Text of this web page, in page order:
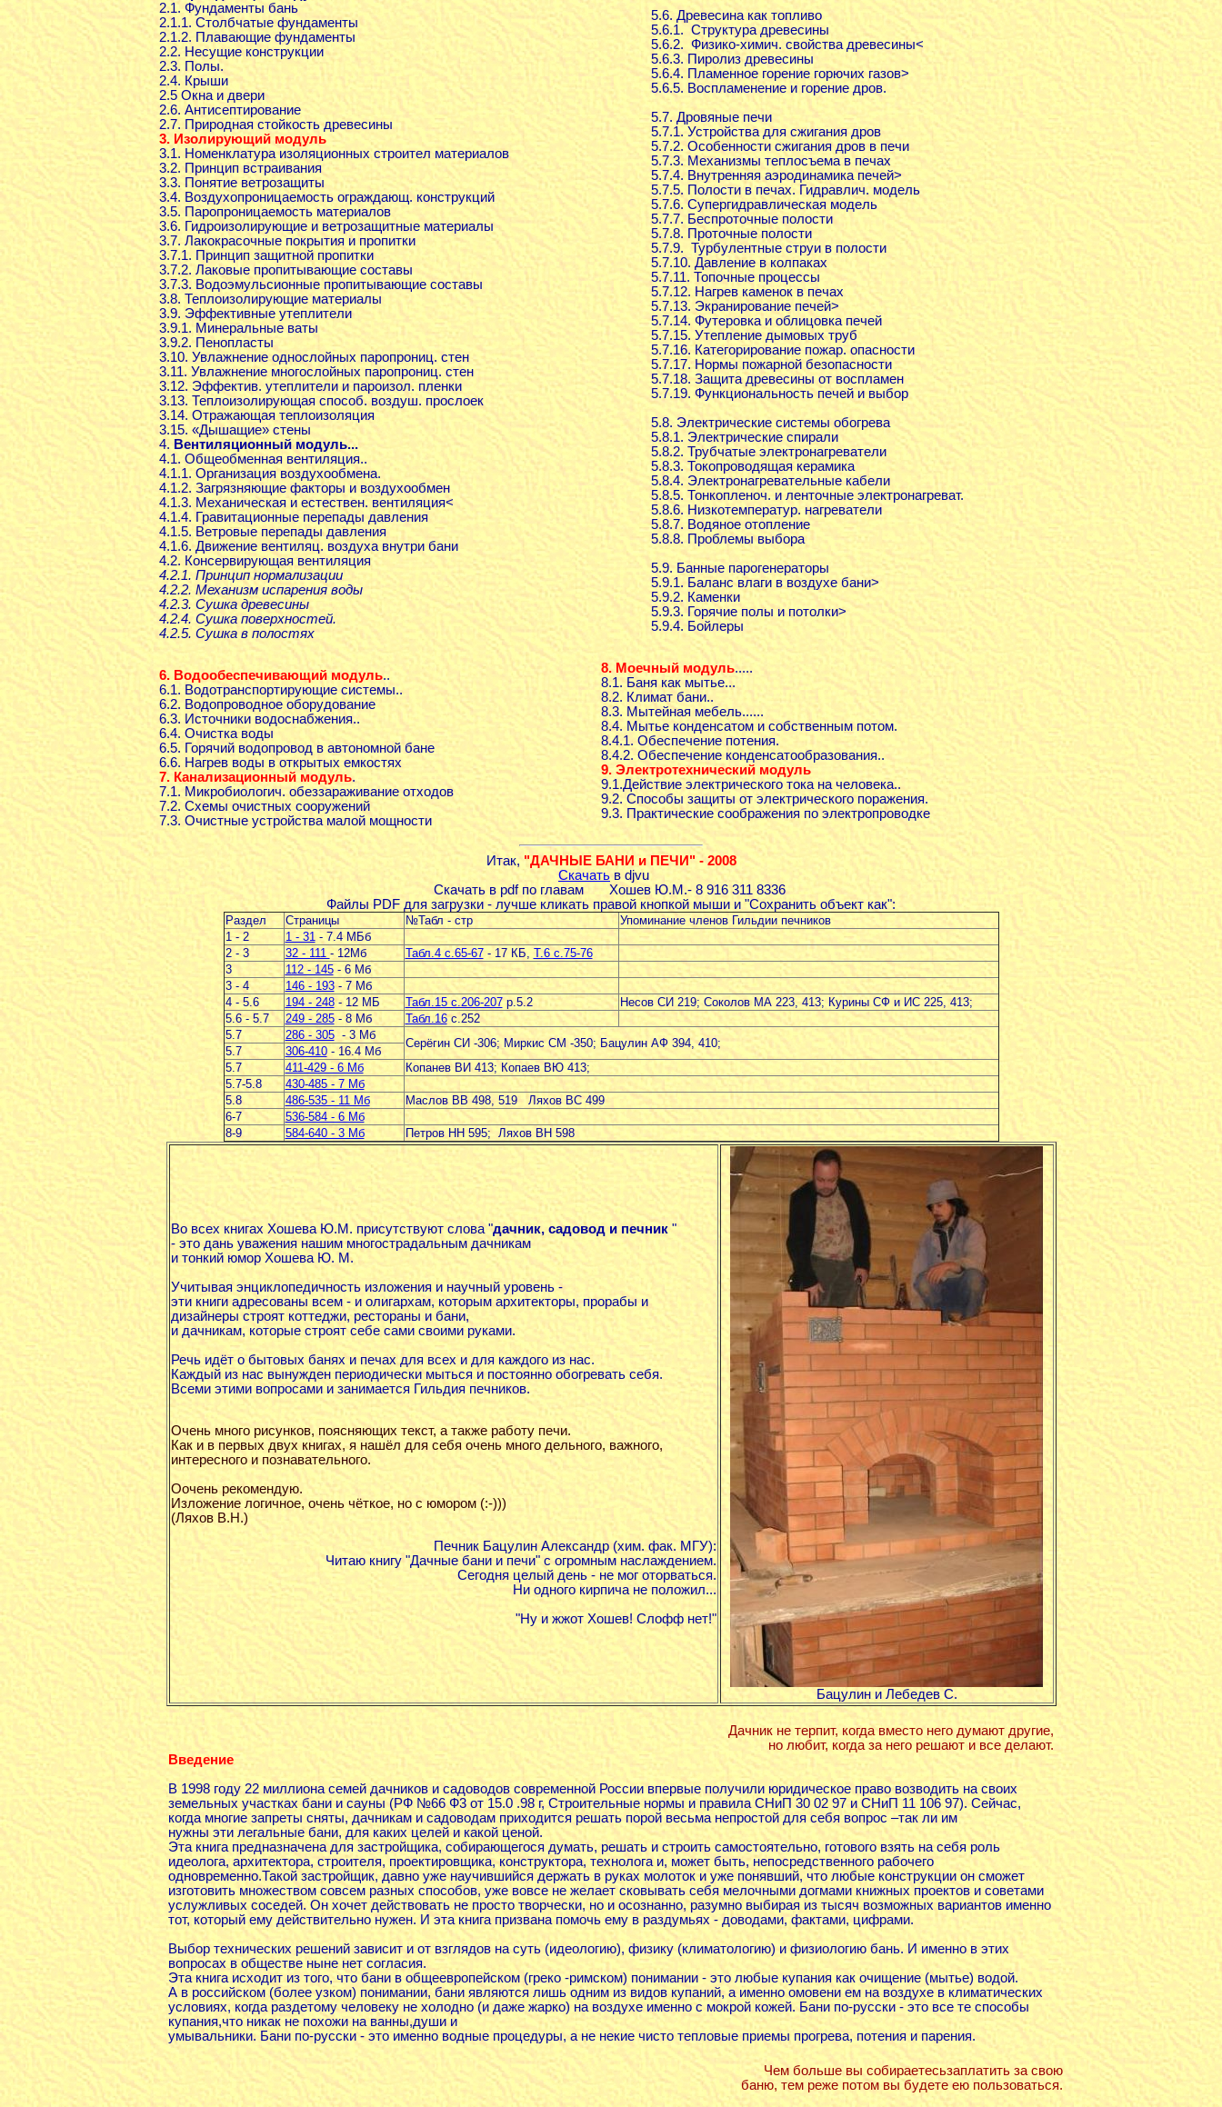
2.1. Фундаменты бань
2.1.1. Столбчатые фундаменты
2.1.2. Плавающие фундаменты
2.2. Несущие конструкции
2.3. Полы.
2.4. Крыши
2.5 Окна и двери
2.6. Антисептирование
2.7. Природная стойкость древесины
3. Изолирующий модуль
3.1. Номенклатура изоляционных строител материалов
3.2. Принцип встраивания
3.3. Понятие ветрозащиты
3.4. Воздухопроницаемость ограждающ. конструкций
3.5. Паропроницаемость материалов
3.6. Гидроизолирующие и ветрозащитные материалы
3.7. Лакокрасочные покрытия и пропитки
3.7.1. Принцип защитной пропитки
3.7.2. Лаковые пропитывающие составы
3.7.3. Водоэмульсионные пропитывающие составы
3.8. Теплоизолирующие материалы
3.9. Эффективные утеплители
3.9.1. Минеральные ваты
3.9.2. Пенопласты
3.10. Увлажнение однослойных паропрониц. стен
3.11. Увлажнение многослойных паропрониц. стен
3.12. Эффектив. утеплители и пароизол. пленки
3.13. Теплоизолирующая способ. воздуш. прослоек
3.14. Отражающая теплоизоляция
3.15. «Дышащие» стены
4. Вентиляционный модуль...
4.1. Общеобменная вентиляция..
4.1.1. Организация воздухообмена.
4.1.2. Загрязняющие факторы и воздухообмен
4.1.3. Механическая и естествен. вентиляция<
4.1.4. Гравитационные перепады давления
4.1.5. Ветровые перепады давления
4.1.6. Движение вентиляц. воздуха внутри бани
4.2. Консервирующая вентиляция
4.2.1. Принцип нормализации
4.2.2. Механизм испарения воды
4.2.3. Сушка древесины
4.2.4. Сушка поверхностей.
4.2.5. Сушка в полостях
5.6. Древесина как топливо
5.6.1. Структура древесины
5.6.2. Физико-химич. свойства древесины<
5.6.3. Пиролиз древесины
5.6.4. Пламенное горение горючих газов>
5.6.5. Воспламенение и горение дров.
5.7. Дровяные печи
5.7.1. Устройства для сжигания дров
5.7.2. Особенности сжигания дров в печи
5.7.3. Механизмы теплосъема в печах
5.7.4. Внутренняя аэродинамика печей>
5.7.5. Полости в печах. Гидравлич. модель
5.7.6. Супергидравлическая модель
5.7.7. Беспроточные полости
5.7.8. Проточные полости
5.7.9. Турбулентные струи в полости
5.7.10. Давление в колпаках
5.7.11. Топочные процессы
5.7.12. Нагрев каменок в печах
5.7.13. Экранирование печей>
5.7.14. Футеровка и облицовка печей
5.7.15. Утепление дымовых труб
5.7.16. Категорирование пожар. опасности
5.7.17. Нормы пожарной безопасности
5.7.18. Защита древесины от воспламен
5.7.19. Функциональность печей и выбор
5.8. Электрические системы обогрева
5.8.1. Электрические спирали
5.8.2. Трубчатые электронагреватели
5.8.3. Токопроводящая керамика
5.8.4. Электронагревательные кабели
5.8.5. Тонкопленоч. и ленточные электронагреват.
5.8.6. Низкотемператур. нагреватели
5.8.7. Водяное отопление
5.8.8. Проблемы выбора
5.9. Банные парогенераторы
5.9.1. Баланс влаги в воздухе бани>
5.9.2. Каменки
5.9.3. Горячие полы и потолки>
5.9.4. Бойлеры
6. Водообеспечивающий модуль..
6.1. Водотранспортирующие системы..
6.2. Водопроводное оборудование
6.3. Источники водоснабжения..
6.4. Очистка воды
6.5. Горячий водопровод в автономной бане
6.6. Нагрев воды в открытых емкостях
7. Канализационный модуль.
7.1. Микробиологич. обеззараживание отходов
7.2. Схемы очистных сооружений
7.3. Очистные устройства малой мощности
8. Моечный модуль.....
8.1. Баня как мытье...
8.2. Климат бани..
8.3. Мытейная мебель......
8.4. Мытье конденсатом и собственным потом.
8.4.1. Обеспечение потения.
8.4.2. Обеспечение конденсатообразования..
9. Электротехнический модуль
9.1.Действие электрического тока на человека..
9.2. Способы защиты от электрического поражения.
9.3. Практические соображения по электропроводке
Итак, "ДАЧНЫЕ БАНИ и ПЕЧИ" - 2008
Скачать в djvu
Скачать в pdf по главам Хошев Ю.М.- 8 916 311 8336
Файлы PDF для загрузки - лучше кликать правой кнопкой мыши и "Сохранить объект как":
Раздел Страницы №Табл - стр
Упоминание членов Гильдии печников
1 - 2
1 - 31 - 7.4 МБб
2 - 3
32 - 111 - 12Мб Табл.4 с.65-67- 17 КБ, Т.6 с.75-76
3
112 - 145- 6 Мб
3 - 4
146 - 193- 7 Мб
4 - 5.6
194 - 248- 12 МБ Табл.15 с.206-207р.5.2
Несов СИ 219; Соколов МА 223, 413; Курины СФ и ИС 225, 413;
5.6 - 5.7
249 - 285- 8 Мб Табл.16с.252
5.7
286 - 305- 3 Мб
Серёгин СИ -306; Миркис СМ -350; Бацулин АФ 394, 410;
5.7 306-410- 16.4 Мб
5.7
411-429 - 6 Мб
Копанев ВИ 413; Копаев ВЮ 413;
5.7-5.8
430-485 - 7 Мб
5.8
486-535 - 11 Мб
Маслов ВВ 498, 519 Ляхов ВС 499
6-7
536-584 - 6 Мб
8-9
584-640 - 3 Мб Петров НН 595; Ляхов ВН 598
Во всех книгах Хошева Ю.М. присутствуют слова "дачник, садовод и печник"
- это дань уважения нашим многострадальным дачникам
и тонкий юмор Хошева Ю. М.
Учитывая энциклопедичность изложения и научный уровень -
эти книги адресованы всем - и олигархам, которым архитекторы, прорабы и
дизайнеры строят коттеджи, рестораны и бани,
и дачникам, которые строят себе сами своими руками.
Речь идёт о бытовых банях и печах для всех и для каждого из нас.
Каждый из нас вынужден периодически мыться и постоянно обогревать себя.
Всеми этими вопросами и занимается Гильдия печников.
Очень много рисунков, поясняющих текст, а также работу печи.
Как и в первых двух книгах, я нашёл для себя очень много дельного, важного,
интересного и познавательного.
Оочень рекомендую.
Изложение логичное, очень чёткое, но с юмором (:-)))
(Ляхов В.Н.)
Печник Бацулин Александр (хим. фак. МГУ):
Читаю книгу "Дачные бани и печи" с огромным наслаждением.
Сегодня целый день - не мог оторваться.
Ни одного кирпича не положил...
"Ну и жжот Хошев! Слофф нет!"
Бацулин и Лебедев С.
Дачник не терпит, когда вместо него думают другие,
но любит, когда за него решают и все делают.
Введение
В 1998 году 22 миллиона семей дачников и садоводов современной России впервые получили юридическое право возводить на своих
земельных участках бани и сауны (РФ №66 Ф3 от 15.0 .98 г, Строительные нормы и правила СНиП 30 02 97 и СНиП 11 106 97). Сейчас,
когда многие запреты сняты, дачникам и садоводам приходится решать порой весьма непростой для себя вопрос –так ли им
нужны эти легальные бани, для каких целей и какой ценой.
Эта книга предназначена для застройщика, собирающегося думать, решать и строить самостоятельно, готового взять на себя роль
идеолога, архитектора, строителя, проектировщика, конструктора, технолога и, может быть, непосредственного рабочего
одновременно.Такой застройщик, давно уже научившийся держать в руках молоток и уже понявший, что любые конструкции он сможет
изготовить множеством совсем разных способов, уже вовсе не желает сковывать себя мелочными догмами книжных проектов и советами
услужливых соседей. Он хочет действовать не просто творчески, но и осознанно, разумно выбирая из тысяч возможных вариантов именно
тот, который ему действительно нужен. И эта книга призвана помочь ему в раздумьях - доводами, фактами, цифрами.
Выбор технических решений зависит и от взглядов на суть (идеологию), физику (климатологию) и физиологию бань. И именно в этих
вопросах в обществе ныне нет согласия.
Эта книга исходит из того, что бани в общеевропейском (греко -римском) понимании - это любые купания как очищение (мытье) водой.
А в российском (более узком) понимании, бани являются лишь одним из видов купаний, а именно омовени ем на воздухе в климатических
условиях, когда раздетому человеку не холодно (и даже жарко) на воздухе именно с мокрой кожей. Бани по-русски - это все те способы
купания,что никак не похожи на ванны,души и
умывальники. Бани по-русски - это именно водные процедуры, а не некие чисто тепловые приемы прогрева, потения и парения.
Чем больше вы собираетесьзаплатить за свою
баню, тем реже потом вы будете ею пользоваться.